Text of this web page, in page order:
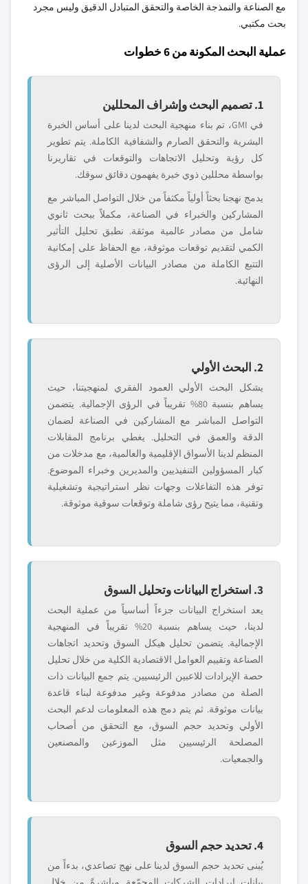
مع الصناعة والنمذجة الخاصة والتحقق المتبادل الدقيق وليس مجرد
بحث مكتبي.
عملية البحث المكونة من 6 خطوات
1. تصميم البحث وإشراف المحللين
في GMI، تم بناء منهجية البحث لدينا على أساس الخبرة
البشرية والتحقق الصارم والشفافية الكاملة. يتم تطوير
كل رؤية وتحليل الاتجاهات والتوقعات في تقاريرنا
بواسطة محللين ذوي خبرة يفهمون دقائق سوقك.
يدمج نهجنا بحثاً أولياً مكثفاً من خلال التواصل المباشر مع
المشاركين والخبراء في الصناعة، مكملاً ببحث ثانوي
شامل من مصادر عالمية موثقة. نطبق تحليل التأثير
الكمي لتقديم توقعات موثوقة، مع الحفاظ على إمكانية
التتبع الكاملة من مصادر البيانات الأصلية إلى الرؤى
النهائية.
2. البحث الأولي
يشكل البحث الأولي العمود الفقري لمنهجيتنا، حيث
يساهم بنسبة 80% تقريباً في الرؤى الإجمالية. يتضمن
التواصل المباشر مع المشاركين في الصناعة لضمان
الدقة والعمق في التحليل. يغطي برنامج المقابلات
المنظم لدينا الأسواق الإقليمية والعالمية، مع مدخلات من
كبار المسؤولين التنفيذيين والمديرين وخبراء الموضوع.
توفر هذه التفاعلات وجهات نظر استراتيجية وتشغيلية
وتقنية، مما يتيح رؤى شاملة وتوقعات سوقية موثوقة.
3. استخراج البيانات وتحليل السوق
يعد استخراج البيانات جزءاً أساسياً من عملية البحث
لدينا، حيث يساهم بنسبة 20% تقريباً في المنهجية
الإجمالية. يتضمن تحليل هيكل السوق وتحديد اتجاهات
الصناعة وتقييم العوامل الاقتصادية الكلية من خلال تحليل
حصة الإيرادات للاعبين الرئيسيين. يتم جمع البيانات ذات
الصلة من مصادر مدفوعة وغير مدفوعة لبناء قاعدة
بيانات موثوقة. ثم يتم دمج هذه المعلومات لدعم البحث
الأولي وتحديد حجم السوق، مع التحقق من أصحاب
المصلحة الرئيسيين مثل الموزعين والمصنعين
والجمعيات.
4. تحديد حجم السوق
يُبنى تحديد حجم السوق لدينا على نهج تصاعدي، بدءاً من